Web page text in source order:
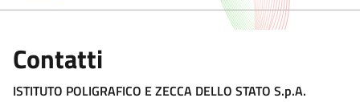
Contatti
ISTITUTO POLIGRAFICO E ZECCA DELLO STATO S.p.A.